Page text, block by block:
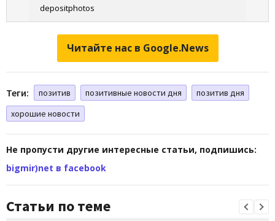
depositphotos
Читайте нас в Google.News
Теги: позитив позитивные новости дня
позитив дня
хорошие новости
Не пропусти другие интересные статьи, подпишись:
bigmir)net в facebook
Статьи по теме